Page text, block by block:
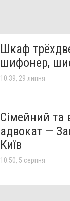
Шкаф
шифонер,
10:39, 29 липня
Сімейний та
адвокат —
Київ
10:50, 5 серпня